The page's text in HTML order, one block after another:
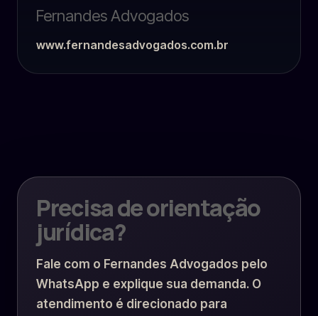
Fernandes Advogados
www.fernandesadvogados.com.br
Precisa de orientação
jurídica?
Fale com o Fernandes Advogados pelo
WhatsApp e explique sua demanda. O
atendimento é direcionado para